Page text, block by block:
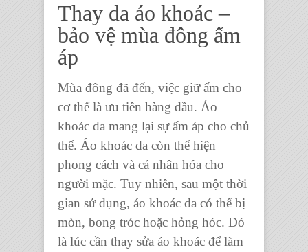
Thay da áo khoác –
bảo vệ mùa đông ấm
áp
Mùa đông đã đến, việc giữ ấm cho
cơ thể là ưu tiên hàng đầu. Áo
khoác da mang lại sự ấm áp cho chủ
thể. Áo khoác da còn thể hiện
phong cách và cá nhân hóa cho
người mặc. Tuy nhiên, sau một thời
gian sử dụng, áo khoác da có thể bị
mòn, bong tróc hoặc hỏng hóc. Đó
là lúc cần thay sửa áo khoác để làm